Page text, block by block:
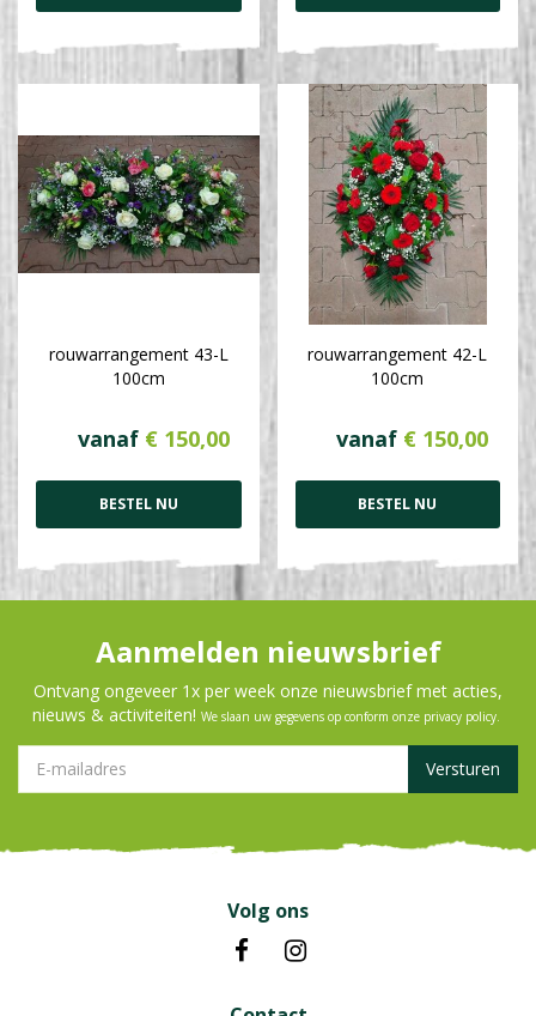
rouwarrangement 43-L
100cm
vanaf € 150,00
BESTEL NU
rouwarrangement 42-L
100cm
vanaf € 150,00
BESTEL NU
Aanmelden nieuwsbrief
Ontvang ongeveer 1x per week onze nieuwsbrief met acties,
nieuws & activiteiten! We slaan uw gegevens op conform onze privacy policy.
Volg ons